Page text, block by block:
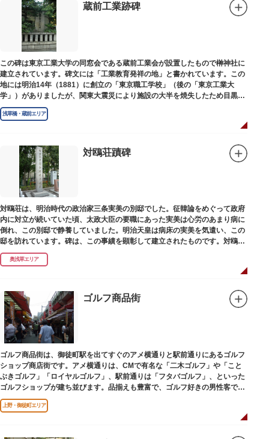
蔵前工業跡碑
この碑は東京工業大学の同窓会である蔵前工業会が設置したもので榊神社に
建立されています。碑文には「工業教育発祥の地」と書かれています。この
地には明治14年（1881）に創立の「東京職工学校」（後の「東京工業大
学」）がありましたが、関東大震災により施設の大半を焼失したため目黒に
移転しました。
浅草橋・蔵前エリア
対鴎荘蹟碑
対鴎荘は、明治時代の政治家三条実美の別邸でした。征韓論をめぐって政府
内に対立が続いていた頃、太政大臣の要職にあった実美は心労のあまり病に
倒れ、この別邸で静養していました。明治天皇は病床の実美を気遣い、この
邸を訪れています。碑は、この事績を顕彰して建立されたものです。対鴎荘
は、多摩市連光寺に移築されました。
奥浅草エリア
ゴルフ商品街
ゴルフ商品街は、御徒町駅を出てすぐのアメ横通りと駅前通りにあるゴルフ
ショップ商店街です。アメ横通りは、CMで有名な「二木ゴルフ」や「こと
ぶきゴルフ」「ロイヤルゴルフ」、駅前通りは「フタバゴルフ」、といった
ゴルフショップが建ち並びます。品揃えも豊富で、ゴルフ好きの男性客で賑
わっています。
上野・御徒町エリア